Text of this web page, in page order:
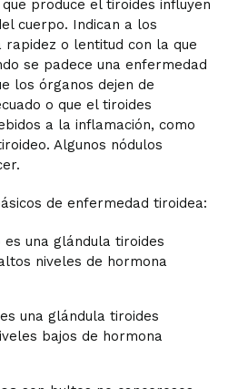
produce el tiroides influyen
cuerpo. Indican a los
o lentitud con la que
se padece una enfermedad
los órganos dejen de
o que el tiroides
a la inflamación, como
Algunos nódulos
de enfermedad tiroidea:
es una glándula tiroides
niveles de hormona
es una glándula tiroides
bajos de hormona